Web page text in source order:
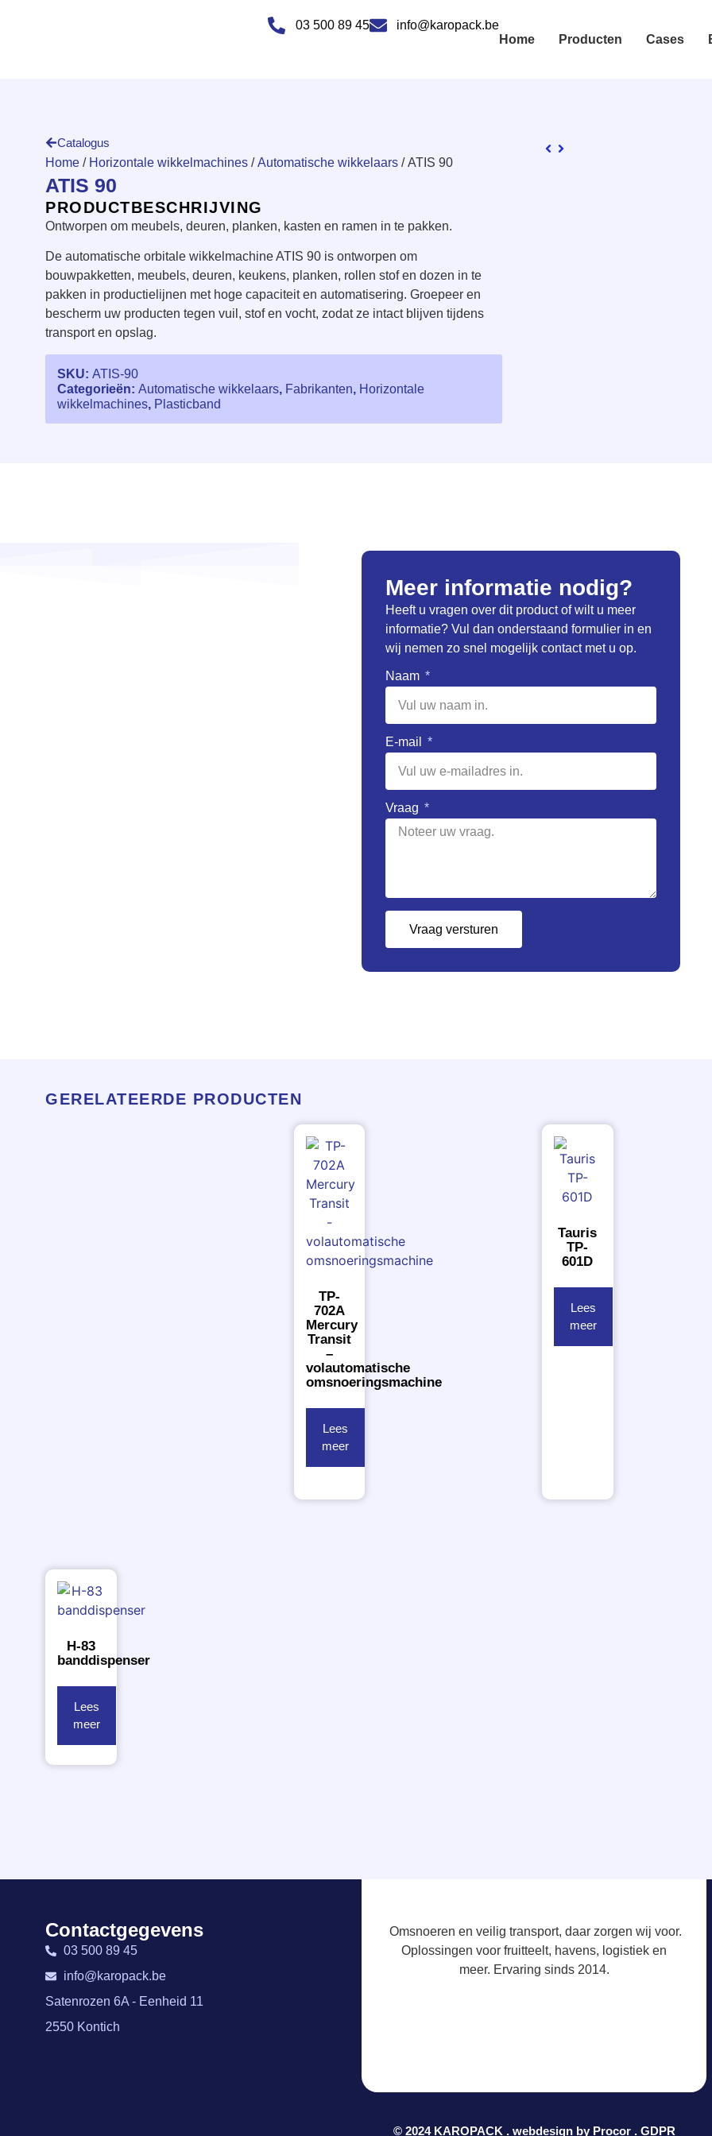
03 500 89 45
info@karopack.be
Home
Producten Cases
Catalogus
Home / Horizontale wikkelmachines /Automatische wikkelaars / ATIS 90
ATIS 90
PRODUCTBESCHRIJVING
Ontworpen om meubels, deuren, planken, kasten en ramen in te pakken.
De automatische orbitale wikkelmachine ATIS 90 is ontworpen om
bouwpakketten, meubels, deuren, keukens, planken, rollen stof en dozen in te
pakken in productielijnen met hoge capaciteit en automatisering. Groepeer en
bescherm uw producten tegen vuil, stof en vocht, zodat ze intact blijven tijdens
transport en opslag.
SKU: ATIS-90
Categorieën: Automatische wikkelaars, Fabrikanten, Horizontale
wikkelmachines, Plasticband
Meer informatie nodig?
Heeft u vragen over dit product of wilt u meer
informatie? Vul dan onderstaand formulier in en
wij nemen zo snel mogelijk contact met u op.
Naam
E-mail
Vraag
Vraag versturen
GERELATEERDE PRODUCTEN
TP-
702A
Mercury
Transit
–
volautomatische
omsnoeringsmachine
Lees
meer
Tauris
TP-
601D
Lees
meer
H-83
banddispenser
Lees
meer
Contactgegevens
03 500 89 45
info@karopack.be
Satenrozen 6A - Eenheid 11
2550 Kontich
Omsnoeren en veilig transport, daar zorgen wij voor.
Oplossingen voor fruitteelt, havens, logistiek en
meer. Ervaring sinds 2014.
© 2024 KAROPACK . webdesign by Procor. GDPR